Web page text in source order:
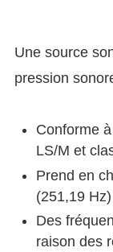
Une source
pression
Conforme
LS/M et
Prend en
(251,19 Hz)
Des
raison des